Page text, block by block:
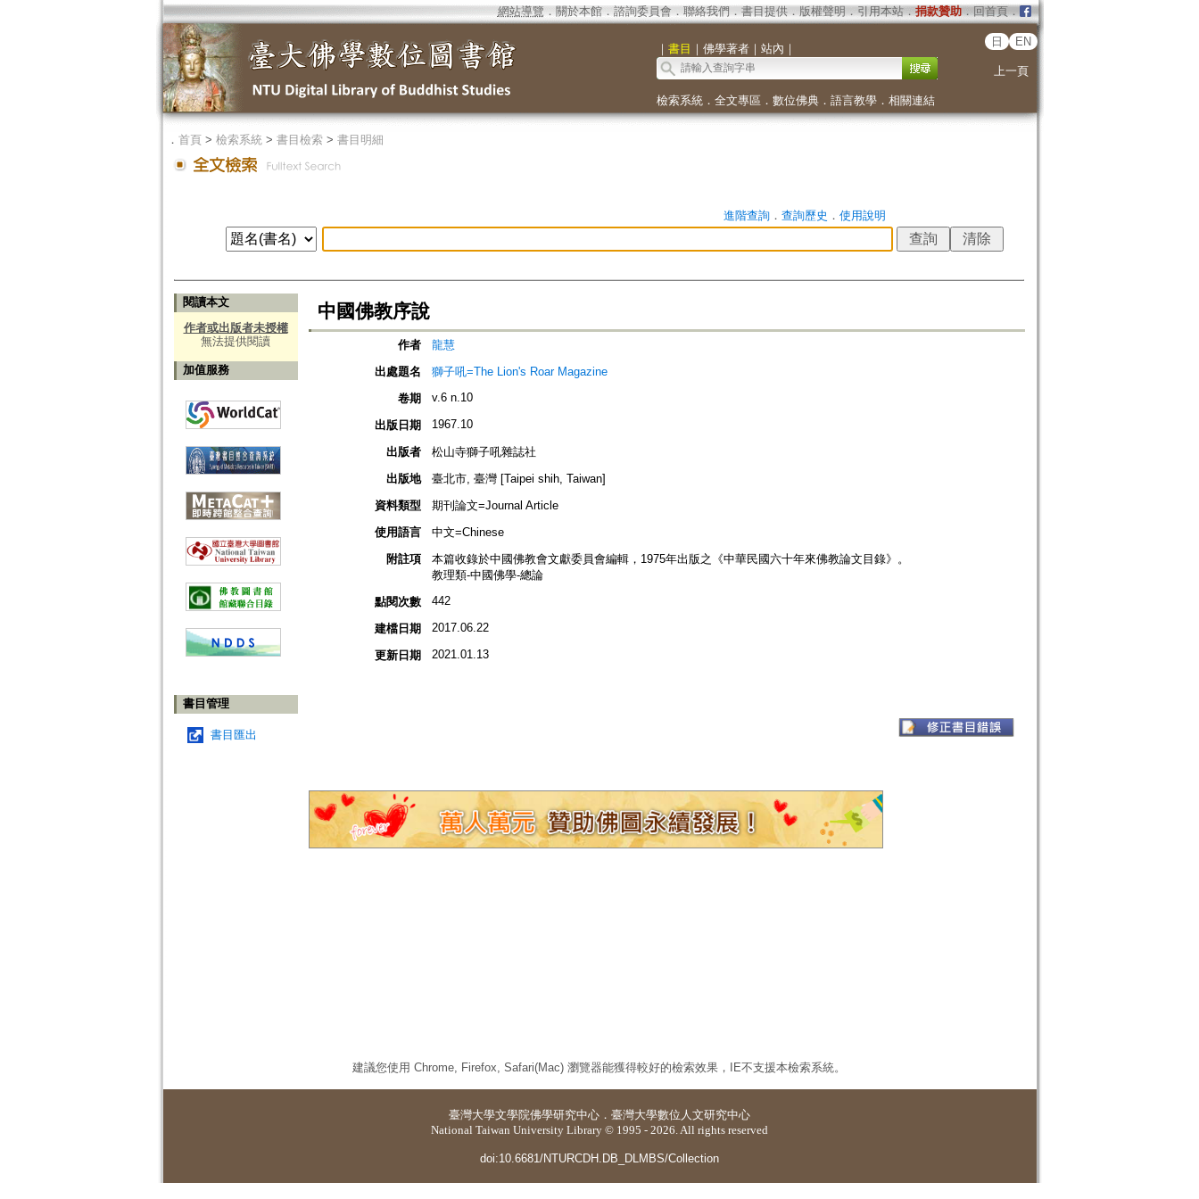
網站導覽 ． 關於本館． 諮詢委員會． 聯絡我們 ． 書目提供． 版權聲明 ． 引用本站． 捐款贊助．回首頁．
｜ 書目 ｜ 佛學著者｜ 站內 ｜
日 EN
上一頁
檢索系統． 全文專區 ． 數位佛典． 語言教學． 相關連結
． 首頁> 檢索系統> 書目檢索> 書目明細
進階查詢． 查詢歷史 ． 使用說明
閱讀本文
作者或出版者未授權
無法提供閱讀
加值服務
書目管理
書目匯出
中國佛教序說
作者
龍慧
出處題名
獅子吼=The Lion's Roar Magazine
卷期
v.6 n.10
出版日期 1967.10
出版者
松山寺獅子吼雜誌社
出版地
臺北市, 臺灣 [Taipei shih, Taiwan]
資料類型
期刊論文=Journal Article
使用語言
中文=Chinese
附註項
本篇收錄於中國佛教會文獻委員會編輯，1975年出版之《中華民國六十年來佛教論文目錄》。
教理類-中國佛學-總論
點閱次數
442
建檔日期 2017.06.22
更新日期 2021.01.13
建議您使用 Chrome, Firefox, Safari(Mac) 瀏覽器能獲得較好的檢索效果，IE不支援本檢索系統。
臺灣大學文學院佛學研究中心 ． 臺灣大學數位人文研究中心
National Taiwan University Library © 1995 - 2026. All rights reserved
doi:10.6681/NTURCDH.DB_DLMBS/Collection